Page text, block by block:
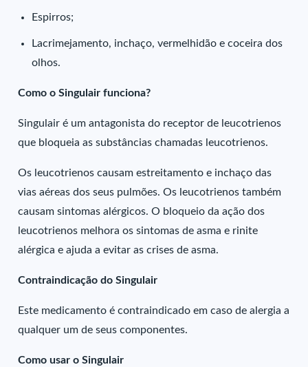
Espirros;
Lacrimejamento, inchaço, vermelhidão e coceira dos
olhos.
Como o Singulair funciona?
Singulair é um antagonista do receptor de leucotrienos
que bloqueia as substâncias chamadas leucotrienos.
Os leucotrienos causam estreitamento e inchaço das
vias aéreas dos seus pulmões. Os leucotrienos também
causam sintomas alérgicos. O bloqueio da ação dos
leucotrienos melhora os sintomas de asma e rinite
alérgica e ajuda a evitar as crises de asma.
Contraindicação do Singulair
Este medicamento é contraindicado em caso de alergia a
qualquer um de seus componentes.
Como usar o Singulair